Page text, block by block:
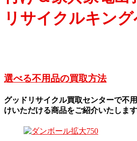
リサイクルキン
選べる不用品の買取方法
グッドリサイクル買取センターで不
けいただける商品をご紹介いたします